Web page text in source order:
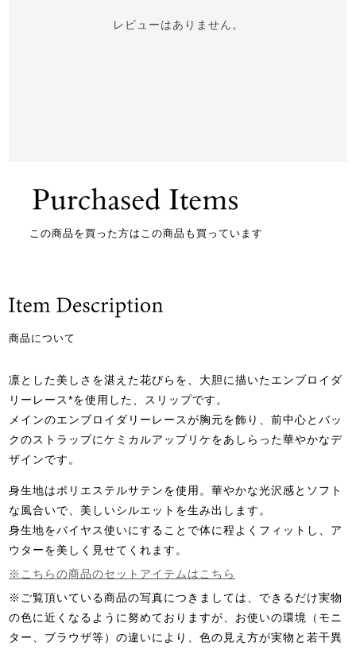
レビューはありません。
この商品を買った方はこの商品も買っています
商品について
凛とした美しさを湛えた花びらを、大胆に描いたエンブロイダ
リーレース*を使用した、スリップです。
メインのエンブロイダリーレースが胸元を飾り、前中心とバッ
クのストラップにケミカルアップリケをあしらった華やかなデ
ザインです。
身生地はポリエステルサテンを使用。華やかな光沢感とソフト
な風合いで、美しいシルエットを生み出します。
身生地をバイヤス使いにすることで体に程よくフィットし、ア
ウターを美しく見せてくれます。
※こちらの商品のセットアイテムはこちら
※ご覧頂いている商品の写真につきましては、できるだけ実物
の色に近くなるように努めておりますが、お使いの環境（モニ
ター、ブラウザ等）の違いにより、色の見え方が実物と若干異